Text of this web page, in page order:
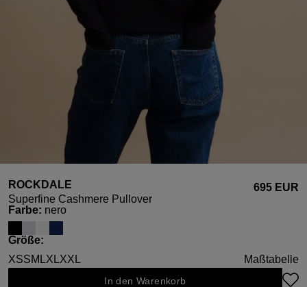
ROCKDALE
Superfine Cashmere Pullover
695 EUR
Farbeauswählen
: nero
Größeauswählen
:
XSSM LXLXXL Maßtabelle
In den Warenkorb